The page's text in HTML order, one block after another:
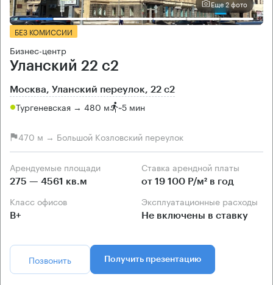
Еще 2 фото
БЕЗ КОМИССИИ
Бизнес-центр
Уланский 22 с2
Москва, Уланский переулок, 22 с2
Тургеневская → 480 м ~5 мин
470 м → Большой Козловский переулок
Арендуемые площади
275 — 4561 кв.м
Ставка арендной платы
от 19 100 Р/м² в год
Класс офисов
B+
Эксплуатационные расходы
Не включены в ставку
Позвонить Получить презентацию